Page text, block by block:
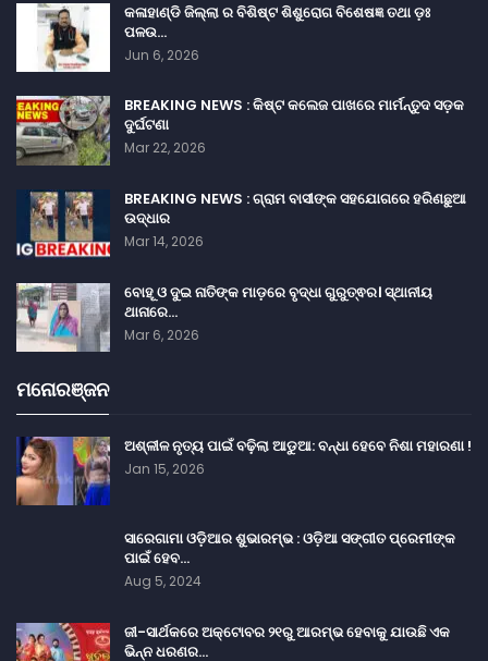
କଳାହାଣ୍ଡି ଜିଲ୍ଲା ର ବିଶିଷ୍ଟ ଶିଶୁରୋଗ ବିଶେଷଜ୍ଞ ତଥା ଡ଼ଃ
ପଳଉ…
Jun 6, 2026
BREAKING NEWS : କିଷ୍ଟ କଲେଜ ପାଖରେ ମାର୍ମନ୍ତୁଦ ସଡ଼କ
ଦୁର୍ଘଟଣା
Mar 22, 2026
BREAKING NEWS : ଗ୍ରାମ ବାସୀଙ୍କ ସହଯୋଗରେ ହରିଣଛୁଆ
ଉଦ୍ଧାର
Mar 14, 2026
ବୋହୂ ଓ ଦୁଇ ନାତିଙ୍କ ମାଡ଼ରେ ବୃଦ୍ଧା ଗୁରୁତ୍ଵର। ସ୍ଥାନୀୟ
ଥାନାରେ…
Mar 6, 2026
ମନୋରଞ୍ଜନ
ଅଶ୍ଳୀଳ ନୃତ୍ୟ ପାଇଁ ବଢ଼ିଲା ଆଡୁଆ: ବନ୍ଧା ହେବେ ନିଶା ମହାରଣା !
Jan 15, 2026
ସାରେଗାମା ଓଡ଼ିଆର ଶୁଭାରମ୍ଭ : ଓଡ଼ିଆ ସଙ୍ଗୀତ ପ୍ରେମୀଙ୍କ
ପାଇଁ ହେବ…
Aug 5, 2024
ଜୀ-ସାର୍ଥକରେ ଅକ୍ଟୋବର ୨୧ରୁ ଆରମ୍ଭ ହେବାକୁ ଯାଉଛି ଏକ
ଭିନ୍ନ ଧରଣର…